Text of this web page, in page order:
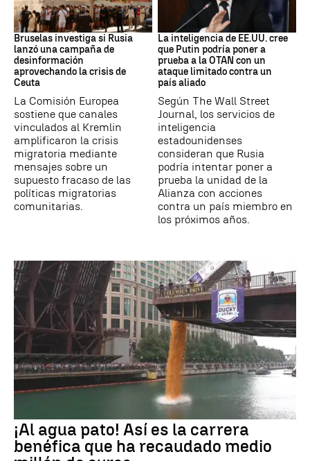
Desinformación rusa
Bruselas investiga si Rusia
lanzó una campaña de
desinformación
aprovechando la crisis de
Ceuta
La Comisión Europea
sostiene que canales
vinculados al Kremlin
amplificaron la crisis
migratoria mediante
mensajes sobre un
supuesto fracaso de las
políticas migratorias
comunitarias.
OTAN
La inteligencia de EE.UU. cree
que Putin podría poner a
prueba a la OTAN con un
ataque limitado contra un
país aliado
Según The Wall Street
Journal, los servicios de
inteligencia
estadounidenses
consideran que Rusia
podría intentar poner a
prueba la unidad de la
Alianza con acciones
contra un país miembro en
los próximos años.
¡Al agua pato! Así es la carrera
benéfica que ha recaudado medio